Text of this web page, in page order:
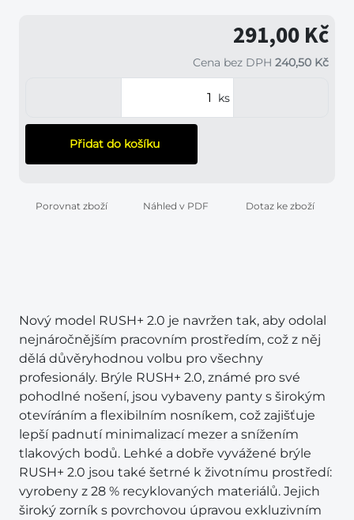
291,00 Kč
Cena bez DPH 240,50 Kč
ks
Přidat do košíku
Porovnat zboží Náhled v PDF Dotaz ke zboží
Nový model RUSH+ 2.0 je navržen tak, aby odolal
nejnáročnějším pracovním prostředím, což z něj
dělá důvěryhodnou volbu pro všechny
profesionály. Brýle RUSH+ 2.0, známé pro své
pohodlné nošení, jsou vybaveny panty s širokým
otevíráním a flexibilním nosníkem, což zajišťuje
lepší padnutí minimalizací mezer a snížením
tlakových bodů. Lehké a dobře vyvážené brýle
RUSH+ 2.0 jsou také šetrné k životnímu prostředí:
vyrobeny z 28 % recyklovaných materiálů. Jejich
široký zorník s povrchovou úpravou exkluzivním